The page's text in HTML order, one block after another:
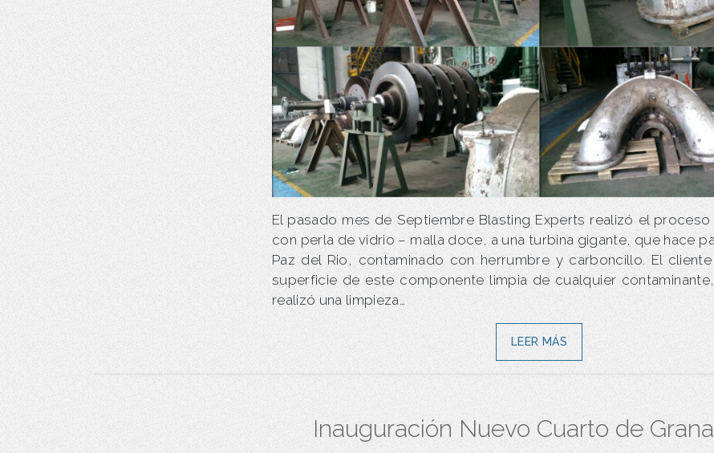
El pasado mes de Septiembre Blasting Experts realizó el
con perla de vidrio – malla doce, a una turbina gigante, que hace
Paz del Rio, contaminado con herrumbre y carboncillo. El
superficie de este componente limpia de cualquier
realizó una limpieza…
LEER MÁS
Inauguración Nuevo Cuarto de